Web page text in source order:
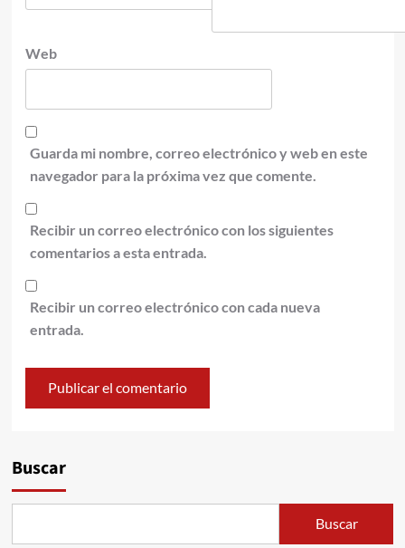
Web
Guarda mi nombre, correo electrónico y web en este
navegador para la próxima vez que comente.
Recibir un correo electrónico con los siguientes
comentarios a esta entrada.
Recibir un correo electrónico con cada nueva
entrada.
Buscar
Buscar